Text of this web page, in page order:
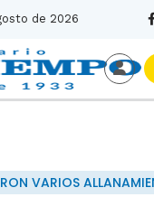
de 2026
VARIOS